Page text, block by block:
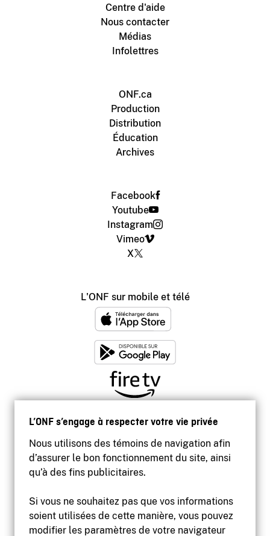
L’ONF s’engage à respecter votre vie privée
Nous utilisons des témoins de navigation afin
d’assurer le bon fonctionnement du site, ainsi
qu’à des fins publicitaires.
Si vous ne souhaitez pas que vos informations
soient utilisées de cette manière, vous pouvez
modifier les paramètres de votre navigateur
Centre d'aide
Nous contacter
Médias
Infolettres
ONF.ca
Production
Distribution
Éducation
Archives
Facebook
Youtube
Instagram
Vimeo
X
L'ONF sur mobile et télé
Accessibilité